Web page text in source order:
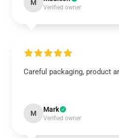
M
Verified owner
Careful packaging, product
M Mark
Verified owner